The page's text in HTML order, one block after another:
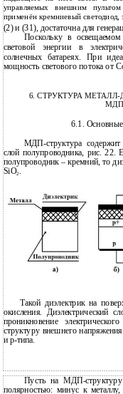
управляемых внешним
применён кремниевый светодиод,
(2) и (31), достаточна для
Поскольку в освещаемом
световой энергии в
солнечных батареях. При
мощность светового потока от
6. СТРУКТУРА
6.1.
МДП-структура содержит
слой полупроводника, рис. 22.
полупроводник – кремний, то
SiO2 .
Такой диэлектрик на
окисления. Диэлектрический
проникновение
структуру внешнего
и p-типа.
Пусть на МДП-
полярностью: минус к